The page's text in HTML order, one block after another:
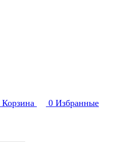
Корзина 0 Избранные